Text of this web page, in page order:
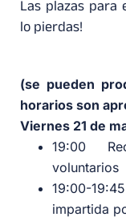
Las plazas para
lo pierdas!
(se pueden
horarios son
Viernes 21 de
19:00
voluntarios
19:00-
impartida